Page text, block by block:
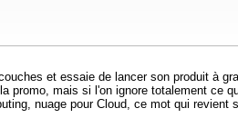
et essaie de lancer son produit à
promo, mais si l'on ignore totalement ce
nuage pour Cloud, ce mot qui revient